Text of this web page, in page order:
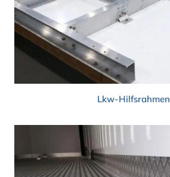
Lkw-Hilfsrahmen